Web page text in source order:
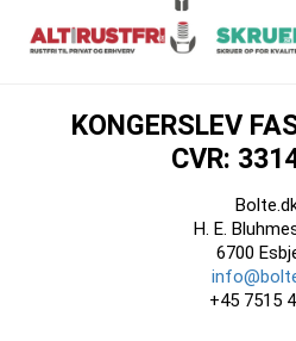
KONGERSLEV
CVR:
H. E.
6700
+45 7515